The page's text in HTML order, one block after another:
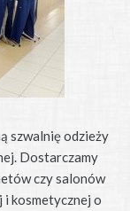
szwalnię odzieży
Dostarczamy
czy salonów
i kosmetycznej o